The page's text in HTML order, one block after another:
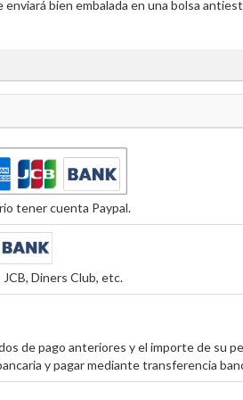
enviará bien embalada en una bolsa
tener cuenta Paypal.
Diners Club, etc.
de pago anteriores y el importe de su
y pagar mediante transferencia